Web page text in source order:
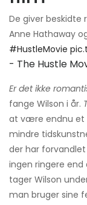
De giver
Anne Hathaway
#HustleMovie
- The Hustle
Er det ikke
fange Wilson i år.
at være endnu et
mindre
der har
ingen ringere end
tager Wilson
man bruger sine